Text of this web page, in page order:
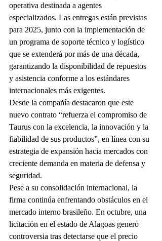
operativa destinada a agentes
especializados. Las entregas están previstas
para 2025, junto con la implementación de
un programa de soporte técnico y logístico
que se extenderá por más de una década,
garantizando la disponibilidad de repuestos
y asistencia conforme a los estándares
internacionales más exigentes.
Desde la compañía destacaron que este
nuevo contrato “refuerza el compromiso de
Taurus con la excelencia, la innovación y la
fiabilidad de sus productos”, en línea con su
estrategia de expansión hacia mercados con
creciente demanda en materia de defensa y
seguridad.
Pese a su consolidación internacional, la
firma continúa enfrentando obstáculos en el
mercado interno brasileño. En octubre, una
licitación en el estado de Alagoas generó
controversia tras detectarse que el precio